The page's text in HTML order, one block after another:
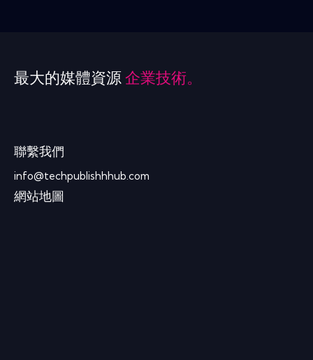
最大的媒體資源 企業技術。
聯繫我們
info@techpublishhhub.com
網站地圖